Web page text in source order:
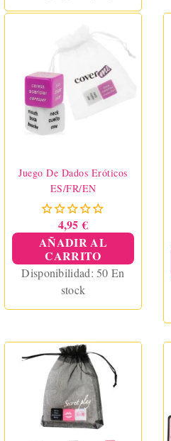
una experiencia erótica
parejas. Desafíos
picantes y dos modos de
juego para romper la
rutina y encender la
pasión.
Juego De Dados Eróticos
ES/FR/EN
4,95 €
AÑADIR AL
CARRITO
Disponibilidad:50 En
stock